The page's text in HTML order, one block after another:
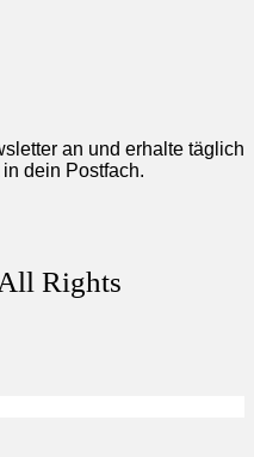
an und erhalte täglich
dein Postfach.
Rights